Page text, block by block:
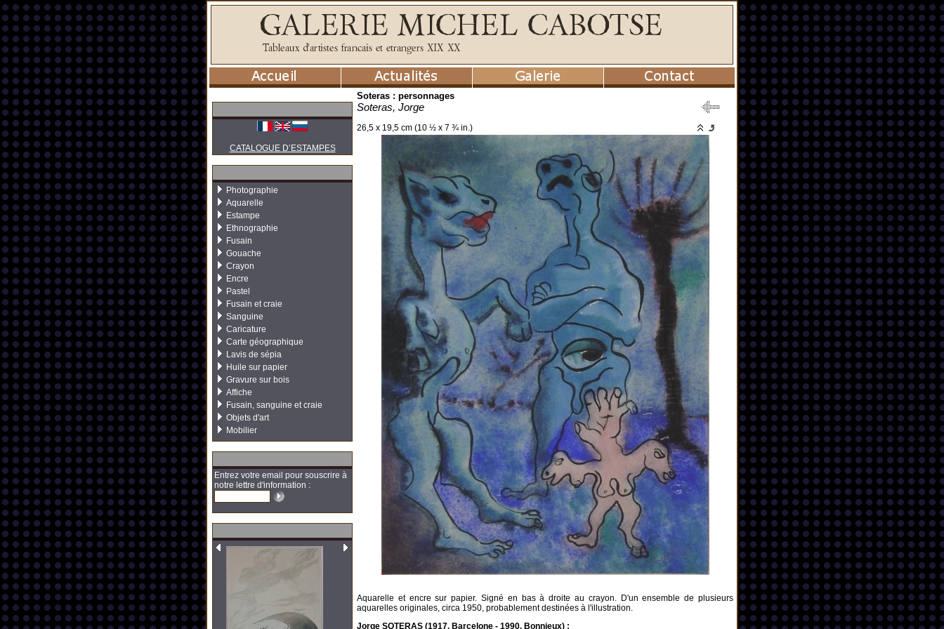
CATALOGUE D’ESTAMPES
Photographie
Aquarelle
Estampe
Ethnographie
Fusain
Gouache
Crayon
Encre
Pastel
Fusain et craie
Sanguine
Caricature
Carte géographique
Lavis de sépia
Huile sur papier
Gravure sur bois
Affiche
Fusain, sanguine et craie
Objets d'art
Mobilier
Entrez votre email pour souscrire à
notre lettre d'information :
Soteras : personnages
Soteras, Jorge
26,5 x 19,5 cm (10 ½ x 7 ¾ in.)
Aquarelle et encre sur papier. Signé en bas à droite au crayon. D'un ensemble de plusieurs
aquarelles originales, circa 1950, probablement destinées à l'illustration.
Jorge SOTERAS (1917, Barcelone - 1990, Bonnieux) :